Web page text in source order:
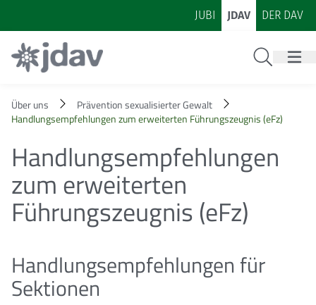
Zum Inhalt
Zur Footer-Navigation
JUBI JDAV DER DAV
Über uns
Prävention sexualisierter Gewalt
Handlungsempfehlungen zum erweiterten Führungszeugnis (eFz)
Handlungsempfehlungen
zum erweiterten
Führungszeugnis (eFz)
Handlungsempfehlungen für
Sektionen